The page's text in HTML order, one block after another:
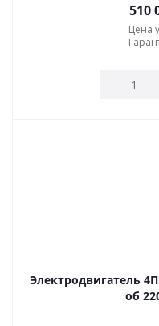
510
Цена
Электродвигатель
об